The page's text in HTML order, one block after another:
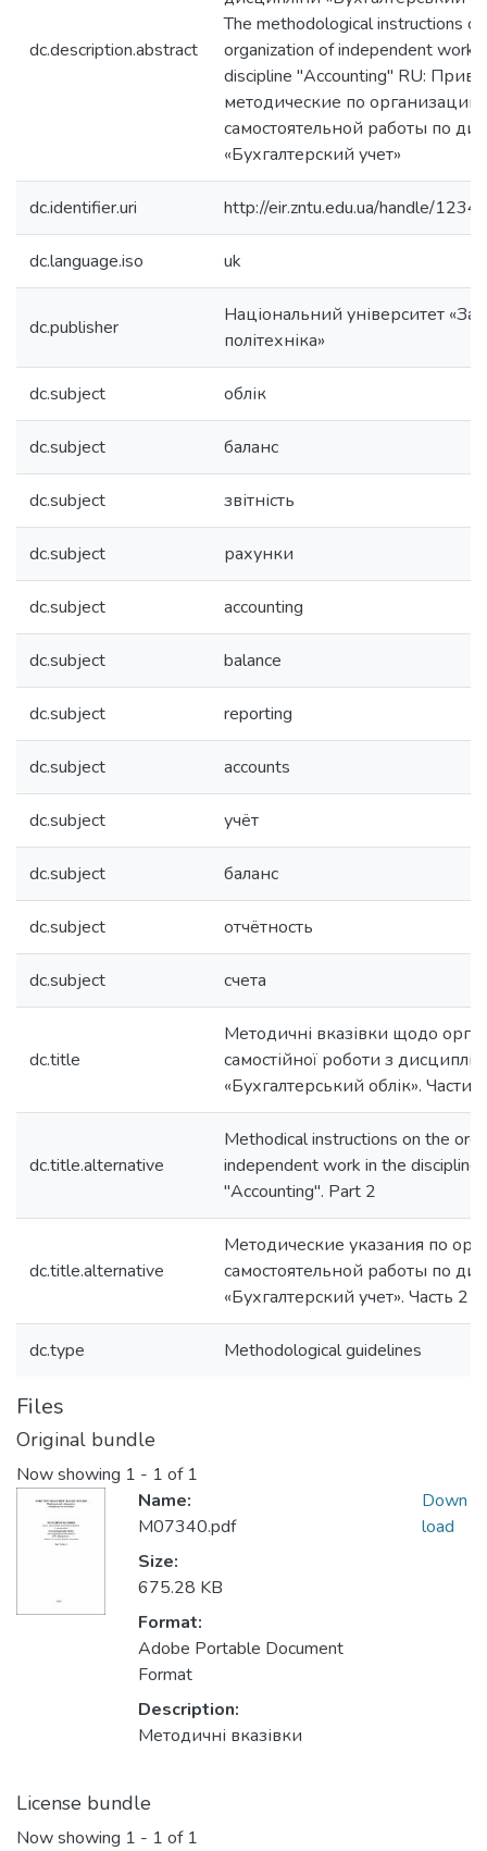
dc.description.abstract
The methodological instructions
organization of independent
discipline "Accounting" RU:
методические по организации
самостоятельной работы по
«Бухгалтерский учет»
dc.identifier.uri http://eir.zntu.edu.ua/handle/
dc.language.iso uk
dc.publisher
Національний університет
політехніка»
dc.subject облік
dc.subject баланс
dc.subject звітність
dc.subject рахунки
dc.subject accounting
dc.subject balance
dc.subject reporting
dc.subject accounts
dc.subject учёт
dc.subject баланс
dc.subject отчётность
dc.subject счета
dc.title
Методичні вказівки щодо
самостійної роботи з
«Бухгалтерський облік».
dc.title.alternative
Methodical instructions on the
independent work in the discipline
"Accounting". Part 2
dc.title.alternative
Методические указания по
самостоятельной работы по
«Бухгалтерский учет». Часть 2
dc.type Methodological guidelines
Files
Original bundle
Now showing 1 - 1 of 1
Name:
M07340.pdf
Size:
675.28 KB
Format:
Adobe Portable Document
Format
Description:
Методичні вказівки
Down
load
License bundle
Now showing 1 - 1 of 1